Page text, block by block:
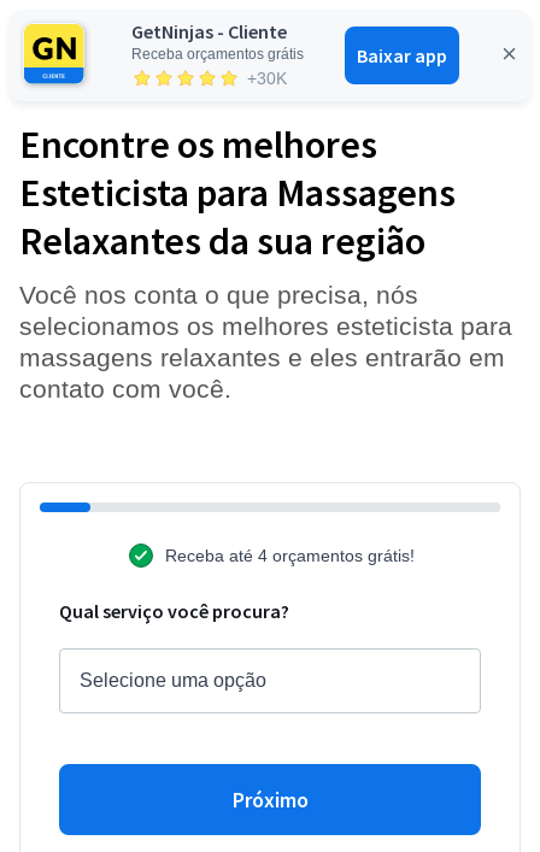
GetNinjas - Cliente
Receba orçamentos grátis
+30K
Baixar app
Entrar
Encontre os melhores
Esteticista para Massagens
Relaxantes da sua região
Você nos conta o que precisa, nós
selecionamos os melhores esteticista para
massagens relaxantes e eles entrarão em
contato com você.
Receba até 4 orçamentos grátis!
Qual serviço você procura?
Próximo